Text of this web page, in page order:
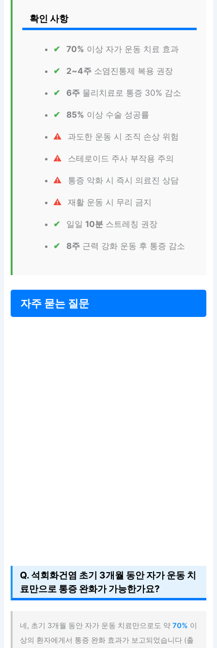
확인 사항
70% 이상 자가 운동 치료 효과
2~4주 소염진통제 복용 권장
6주 물리치료로 통증 30% 감소
85% 이상 수술 성공률
과도한 운동 시 조직 손상 위험
스테로이드 주사 부작용 주의
통증 악화 시 즉시 의료진 상담
재활 운동 시 무리 금지
일일 10분 스트레칭 권장
8주 근력 강화 운동 후 통증 감소
자주 묻는 질문
Q. 석회화건염 초기 3개월 동안 자가 운동 치
료만으로 통증 완화가 가능한가요?
네, 초기 3개월 동안 자가 운동 치료만으로도 약70% 이
상의 환자에게서 통증 완화 효과가 보고되었습니다 (출